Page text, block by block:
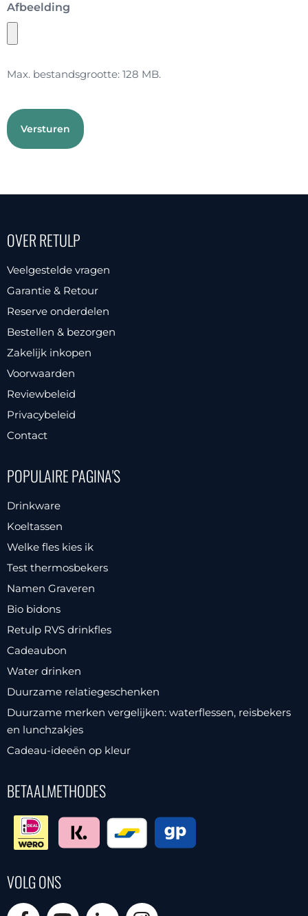
Afbeelding
Max. bestandsgrootte: 128 MB.
OVER RETULP
Veelgestelde vragen
Garantie & Retour
Reserve onderdelen
Bestellen & bezorgen
Zakelijk inkopen
Voorwaarden
Reviewbeleid
Privacybeleid
Contact
POPULAIRE PAGINA'S
Drinkware
Koeltassen
Welke fles kies ik
Test thermosbekers
Namen Graveren
Bio bidons
Retulp RVS drinkfles
Cadeaubon
Water drinken
Duurzame relatiegeschenken
Duurzame merken vergelijken: waterflessen, reisbekers
en lunchzakjes
Cadeau-ideeën op kleur
BETAALMETHODES
VOLG ONS